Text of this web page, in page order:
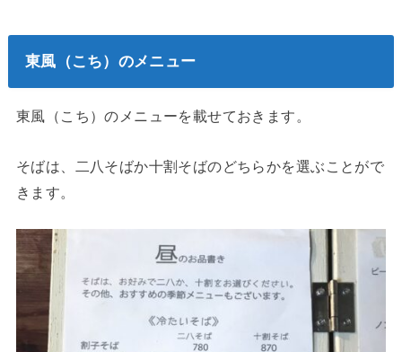
東風（こち）のメニュー
東風（こち）のメニューを載せておきます。
そばは、二八そばか十割そばのどちらかを選ぶことがで
きます。